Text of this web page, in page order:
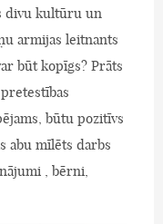
divu kultūru un
armijas leitnants
būt kopīgs? Prāts
būtu pozitīvs
abu mīlēts darbs
, bērni,